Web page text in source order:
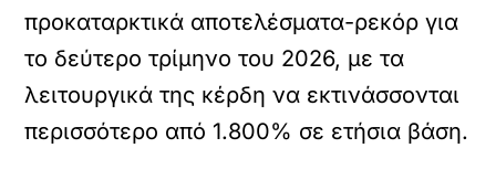
προκαταρκτικά αποτελέσματα-ρεκόρ για
το δεύτερο τρίμηνο του 2026, με τα
λειτουργικά της κέρδη να εκτινάσσονται
περισσότερο από 1.800% σε ετήσια βάση.